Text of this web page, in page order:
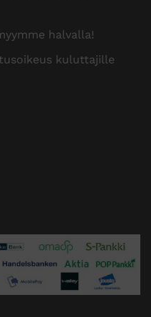
halvalla!
kuluttajille